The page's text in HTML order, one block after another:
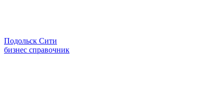
Подольск Сити
бизнес справочник